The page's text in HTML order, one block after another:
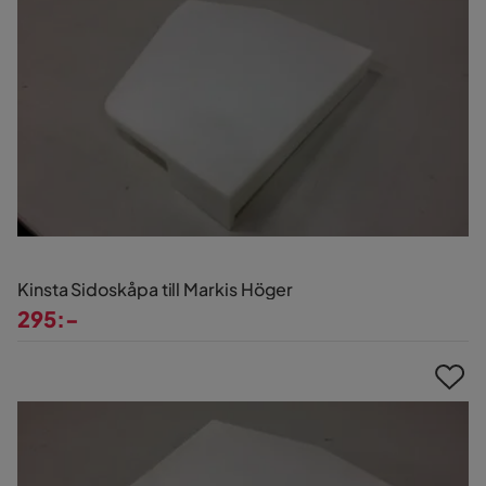
Kinsta Sidoskåpa till Markis Höger
295:-